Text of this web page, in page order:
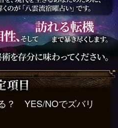
？ YES/NOでズバリ